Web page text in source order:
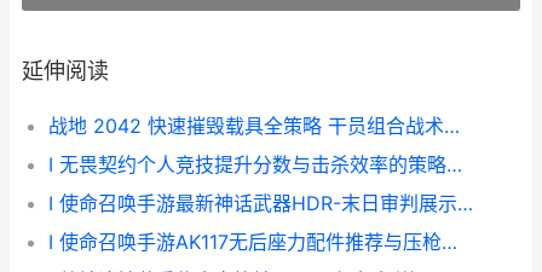
延伸阅读
战地 2042 快速摧毁载具全策略 干员组合战术诀窍大揭晓 战地2042获胜条件
I 无畏契约个人竞技提升分数与击杀效率的策略指南
I 使命召唤手游最新神话武器HDR-末日审判展示与获取攻略
I 使命召唤手游AK117无后座力配件推荐与压枪技巧分享